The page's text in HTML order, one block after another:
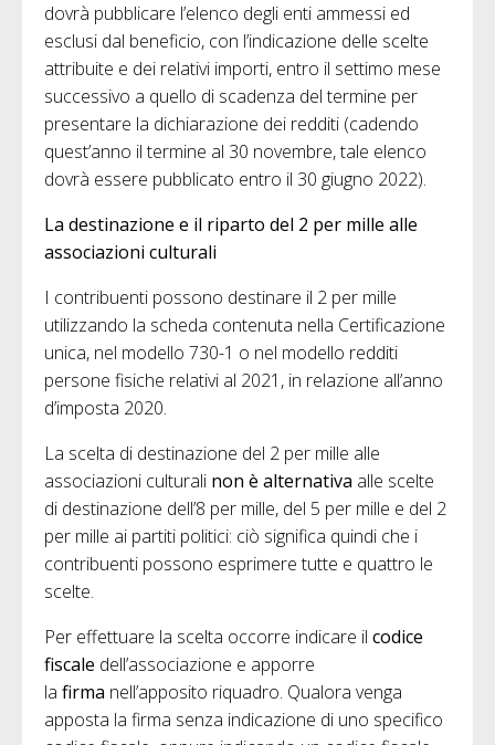
dovrà pubblicare l’elenco degli enti ammessi ed
esclusi dal beneficio, con l’indicazione delle scelte
attribuite e dei relativi importi, entro il settimo mese
successivo a quello di scadenza del termine per
presentare la dichiarazione dei redditi (cadendo
quest’anno il termine al 30 novembre, tale elenco
dovrà essere pubblicato entro il 30 giugno 2022).
La destinazione e il riparto del 2 per mille alle
associazioni culturali
I contribuenti possono destinare il 2 per mille
utilizzando la scheda contenuta nella Certificazione
unica, nel modello 730-1 o nel modello redditi
persone fisiche relativi al 2021, in relazione all’anno
d’imposta 2020.
La scelta di destinazione del 2 per mille alle
associazioni culturali non è alternativa alle scelte
di destinazione dell’8 per mille, del 5 per mille e del 2
per mille ai partiti politici: ciò significa quindi che i
contribuenti possono esprimere tutte e quattro le
scelte.
Per effettuare la scelta occorre indicare il codice
fiscale dell’associazione e apporre
la firma nell’apposito riquadro. Qualora venga
apposta la firma senza indicazione di uno specifico